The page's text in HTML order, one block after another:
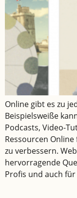
Online gibt es zu
Beispielsweiße
Podcasts, Video-
Ressourcen
zu verbessern.
hervorragende
Profis und auch